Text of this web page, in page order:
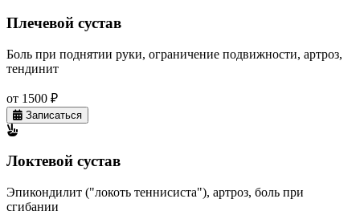
Плечевой сустав
Боль при поднятии руки, ограничение подвижности, артроз,
тендинит
от 1500 ₽
Записаться
Локтевой сустав
Эпикондилит ("локоть теннисиста"), артроз, боль при
сгибании